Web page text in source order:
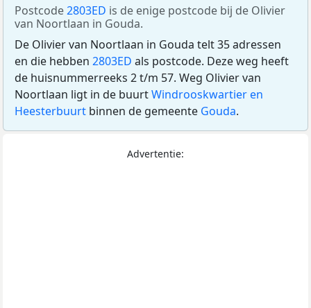
Postcode2803ED is de enige postcode bij de Olivier
van Noortlaan in Gouda.
De Olivier van Noortlaan in Gouda telt 35 adressen
en die hebben 2803ED als postcode. Deze weg heeft
de huisnummerreeks 2 t/m 57. Weg Olivier van
Noortlaan ligt in de buurtWindrooskwartier en
Heesterbuurt binnen de gemeente Gouda.
Advertentie: